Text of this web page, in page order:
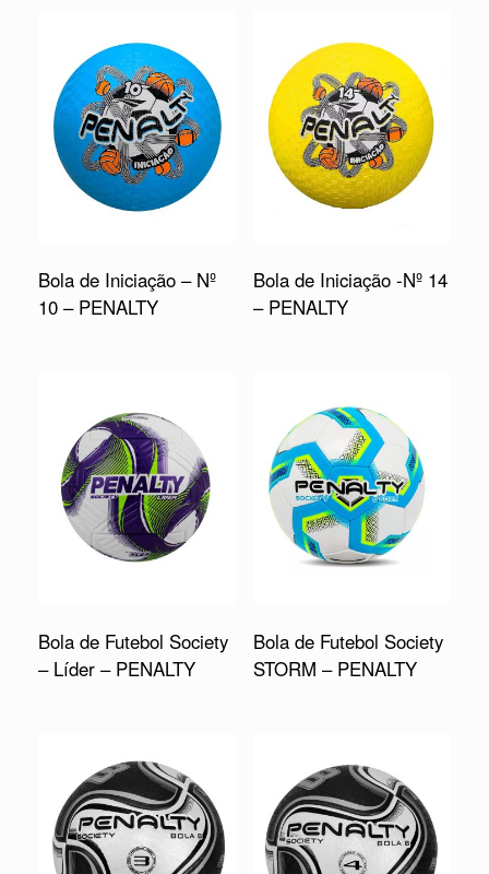
Bola de Iniciação – Nº
10 – PENALTY
Bola de Iniciação -Nº 14
– PENALTY
Bola de Futebol Society
– Líder – PENALTY
Bola de Futebol Society
STORM – PENALTY